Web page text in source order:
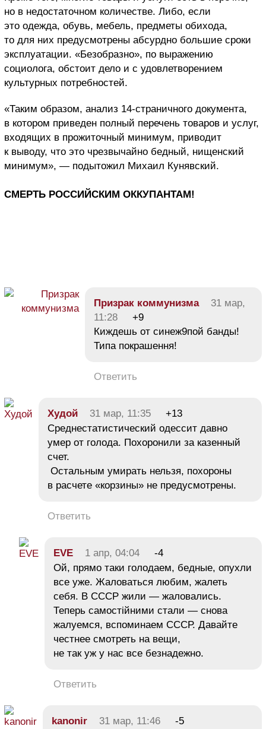
но в недостаточном количестве. Либо, если
это одежда, обувь, мебель, предметы обихода,
то для них предусмотрены абсурдно большие сроки
эксплуатации. «Безобразно», по выражению
социолога, обстоит дело и с удовлетворением
культурных потребностей.
«Таким образом, анализ 14-страничного документа,
в котором приведен полный перечень товаров и услуг,
входящих в прожиточный минимум, приводит
к выводу, что это чрезвычайно бедный, нищенский
минимум», — подытожил Михаил Кунявский.
СМЕРТЬ РОССИЙСКИМ ОККУПАНТАМ!
Призрак коммунизма
31 мар,
11:28
+9
Киждешь от синеж9пой банды!
Типа покрашення!
Ответить
Худой 31 мар, 11:35
+13
Среднестатистический одессит давно
умер от голода. Похоронили за казенный
счет.
Остальным умирать нельзя, похороны
в расчете «корзины» не предусмотрены.
Ответить
EVE 1 апр, 04:04
-4
Ой, прямо таки голодаем, бедные, опухли
все уже. Жаловаться любим, жалеть
себя. В СССР жили — жаловались.
Теперь самостiйними стали — снова
жалуемся, вспоминаем СССР. Давайте
честнее смотреть на вещи,
не так уж у нас все безнадежно.
Ответить
kanonir 31 мар, 11:46
-5